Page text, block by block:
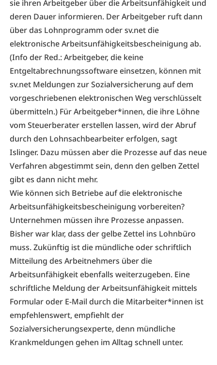
sie ihren Arbeitgeber über die Arbeitsunfähigkeit und
deren Dauer informieren. Der Arbeitgeber ruft dann
über das Lohnprogramm odersv.netdie
elektronische Arbeitsunfähigkeitsbescheinigung ab.
(Info der Red.: Arbeitgeber, die keine
Entgeltabrechnungssoftware einsetzen, können mit
sv.net Meldungen zur Sozialversicherung auf dem
vorgeschriebenen elektronischen Weg verschlüsselt
übermitteln.) Für Arbeitgeber*innen, die ihre Löhne
vom Steuerberater erstellen lassen, wird der Abruf
durch den Lohnsachbearbeiter erfolgen, sagt
Islinger. Dazu müssen aber die Prozesse auf das neue
Verfahren abgestimmt sein, denn den gelben Zettel
gibt es dann nicht mehr.
Wie können sich Betriebe auf die elektronische
Arbeitsunfähigkeitsbescheinigung vorbereiten?
Unternehmen müssen ihre Prozesse anpassen.
Bisher war klar, dass der gelbe Zettel ins Lohnbüro
muss. Zukünftig ist die mündliche oder schriftlich
Mitteilung des Arbeitnehmers über die
Arbeitsunfähigkeit ebenfalls weiterzugeben. Eine
schriftliche Meldung der Arbeitsunfähigkeit mittels
Formular oder E-Mail durch die Mitarbeiter*innen ist
empfehlenswert, empfiehlt der
Sozialversicherungsexperte, denn mündliche
Krankmeldungen gehen im Alltag schnell unter.